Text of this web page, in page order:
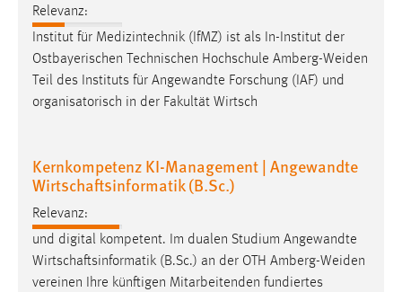
Relevanz:
Institut für Medizintechnik (IfMZ) ist als In-Institut der
Ostbayerischen Technischen Hochschule Amberg-Weiden
Teil des Instituts für Angewandte Forschung (IAF) und
organisatorisch in der Fakultät Wirtsch
Kernkompetenz KI-Management | Angewandte
Wirtschaftsinformatik (B.Sc.)
Relevanz:
und digital kompetent. Im dualen Studium Angewandte
Wirtschaftsinformatik (B.Sc.) an der OTH Amberg-Weiden
vereinen Ihre künftigen Mitarbeitenden fundiertes
Matomo
Name:
_pk_ref, _pk_cvar, _pk_id, _pk_ses
Cookie Laufzeit:
MARKETING